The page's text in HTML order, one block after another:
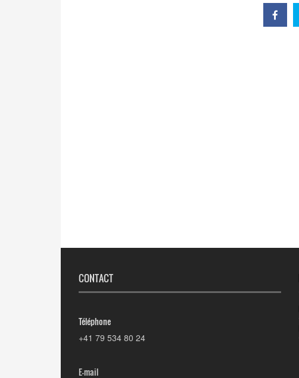
CONTACT
Téléphone
+41 79 534 80 24
E-mail